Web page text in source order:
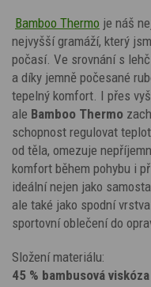
Bamboo Thermo je náš
nejvyšší gramáží, který
počasí. Ve srovnání s
a díky jemně počesané
tepelný komfort. I přes
ale Bamboo Thermo
schopnost regulovat
od těla, omezuje
komfort během pohybu i
ideální nejen jako
ale také jako spodní
sportovní oblečení do
Složení materiálu:
45 % bambusová